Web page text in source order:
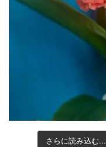
さらに読み込む...